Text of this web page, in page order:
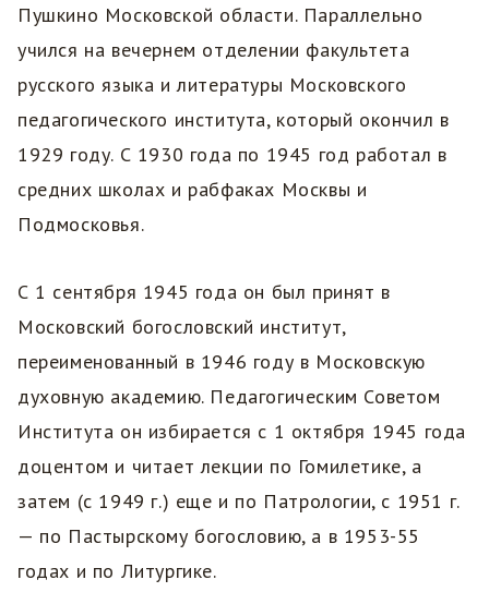
Пушкино Московской области. Параллельно
учился на вечернем отделении факультета
русского языка и литературы Московского
педагогического института, который окончил в
1929 году. С 1930 года по 1945 год работал в
средних школах и рабфаках Москвы и
Подмосковья.
С 1 сентября 1945 года он был принят в
Московский богословский институт,
переименованный в 1946 году в Московскую
духовную академию. Педагогическим Советом
Института он избирается с 1 октября 1945 года
доцентом и читает лекции по Гомилетике, а
затем (с 1949 г.) еще и по Патрологии, с 1951 г.
— по Пастырскому богословию, а в 1953-55
годах и по Литургике.